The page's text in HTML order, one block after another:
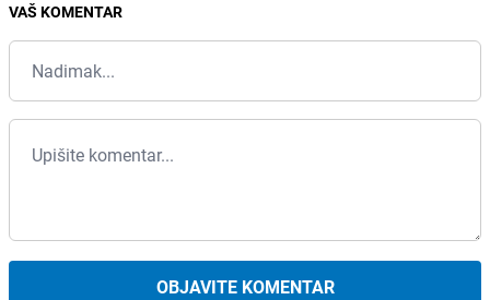
VAŠ KOMENTAR
OBJAVITE KOMENTAR